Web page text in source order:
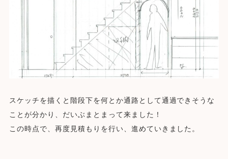
スケッチを描くと階段下を何とか通路として通過できそうな
ことが分かり、だいぶまとまって来ました！
この時点で、再度見積もりを行い、進めていきました。